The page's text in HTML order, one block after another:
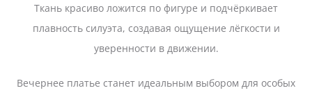
Ткань красиво ложится по фигуре и подчёркивает
плавность силуэта, создавая ощущение лёгкости и
уверенности в движении.
Вечернее платье станет идеальным выбором для особых